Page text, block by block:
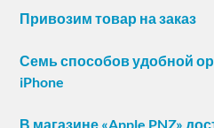
Привозим товар на заказ
Семь способов удобной
iPhone
В магазине «Apple PNZ»